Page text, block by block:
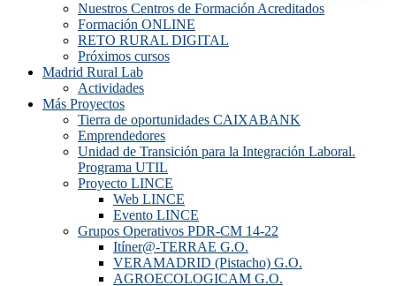
Nuestros Centros de Formación Acreditados
Formación ONLINE
RETO RURAL DIGITAL
Próximos cursos
Madrid Rural Lab
Actividades
Más Proyectos
Tierra de oportunidades CAIXABANK
Emprendedores
Unidad de Transición para la Integración Laboral.
Programa UTIL
Proyecto LINCE
Web LINCE
Evento LINCE
Grupos Operativos PDR-CM 14-22
Itíner@-TERRAE G.O.
VERAMADRID (Pistacho) G.O.
AGROECOLOGICAM G.O.